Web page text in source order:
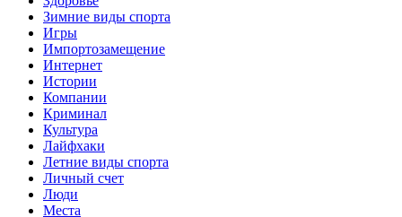
Зимние виды спорта
Игры
Импортозамещение
Интернет
Истории
Компании
Криминал
Культура
Лайфхаки
Летние виды спорта
Личный счет
Люди
Места